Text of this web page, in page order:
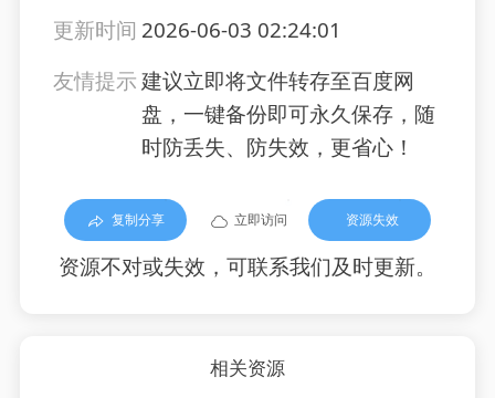
更新时间 2026-06-03 02:24:01
友情提示建议立即将文件转存至百度网
盘，一键备份即可永久保存，随
时防丢失、防失效，更省心！
复制分享 立即访问 资源失效
资源不对或失效，可联系我们及时更新。
相关资源